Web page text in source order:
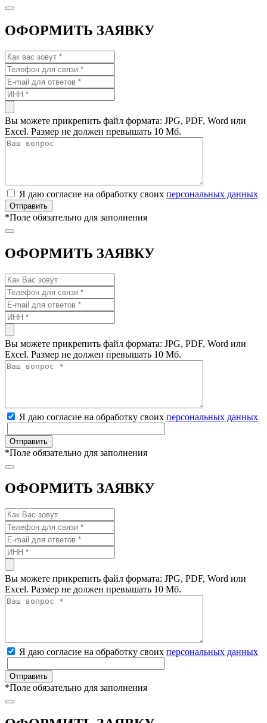
ОФОРМИТЬ ЗАЯВКУ
Вы можете прикрепить файл формата: JPG, PDF, Word или
Excel. Размер не должен превышать 10 Мб.
Я даю согласие на обработку своих персональных данных
*Поле обязательно для заполнения
ОФОРМИТЬ ЗАЯВКУ
Вы можете прикрепить файл формата: JPG, PDF, Word или
Excel. Размер не должен превышать 10 Мб.
Я даю согласие на обработку своих персональных данных
*Поле обязательно для заполнения
ОФОРМИТЬ ЗАЯВКУ
Вы можете прикрепить файл формата: JPG, PDF, Word или
Excel. Размер не должен превышать 10 Мб.
Я даю согласие на обработку своих персональных данных
*Поле обязательно для заполнения